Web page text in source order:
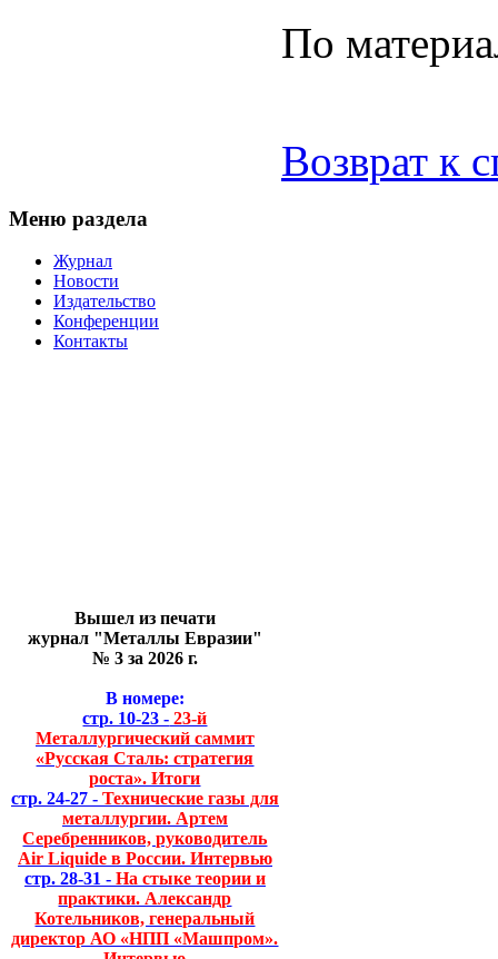
По
Возврат к
Меню раздела
Журнал
Новости
Издательство
Конференции
Контакты
Вышел из печати
журнал "Металлы Евразии"
№ 3 за 2026 г.
В номере:
стр. 10-23 - 23-й
Металлургический саммит
«Русская Сталь: стратегия
роста». Итоги
стр. 24-27 - Технические газы для
металлургии. Артем
Серебренников, руководитель
Air Liquide в России. Интервью
стр. 28-31 - На стыке теории и
практики. Александр
Котельников, генеральный
директор АО «НПП «Машпром».